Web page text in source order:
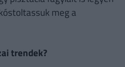
meg a
trendek?